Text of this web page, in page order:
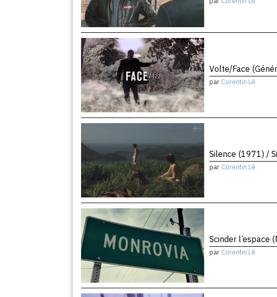
Volte/Face
par Corentin Lê
Silence (1971) /
par Corentin Lê
Scinder l’espace
par Corentin Lê